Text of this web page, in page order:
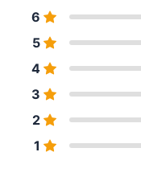
6
5
4
3
2
1